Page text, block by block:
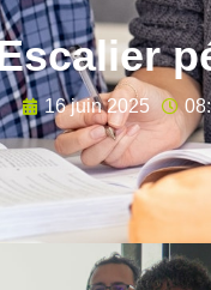
16 juin 2025